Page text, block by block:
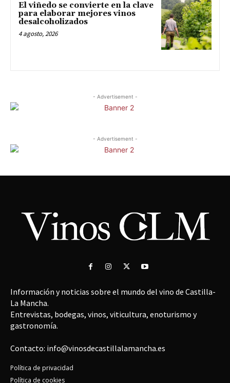
El viñedo se convierte en la clave
para elaborar mejores vinos
desalcoholizados
4 agosto, 2026
- Advertisement -
- Advertisement -
Información y noticias sobre el mundo del vino de Castilla-
La Mancha.
Entrevistas, bodegas, vinos, viticultura, enoturismo y
gastronomía.
Contacto: info@vinosdecastillalamancha.es
Política de privacidad
Política de cookies